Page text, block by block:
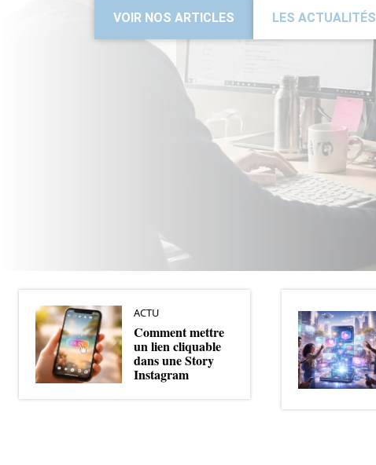
VOIR NOS ARTICLES LES ACTUALITÉS
ACTU
Comment mettre
un lien cliquable
dans une Story
Instagram